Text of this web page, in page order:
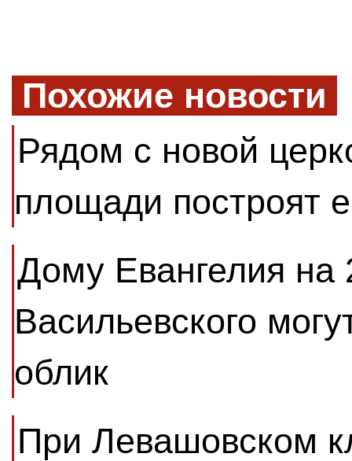
Похожие новости
Рядом с новой
площади построят
Дому Евангелия на
Васильевского
облик
При Левашовском